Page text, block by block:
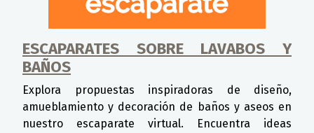
ESCAPARATES SOBRE LAVABOS Y
BAÑOS
Explora propuestas inspiradoras de diseño,
amueblamiento y decoración de baños y aseos en
nuestro escaparate virtual. Encuentra ideas